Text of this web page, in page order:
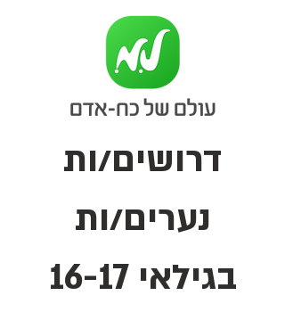
דרושים/ות
נערים/ות
בגילאי 16-17